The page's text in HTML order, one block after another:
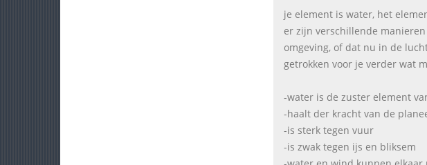
je element is water, het
er zijn verschillende
omgeving, of dat nu in de
getrokken voor je verder wat
-water is de zuster element
-haalt der kracht van de
-is sterk tegen vuur
-is zwak tegen ijs en bliksem